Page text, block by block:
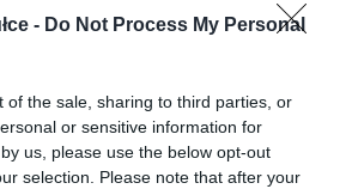
- Do Not Process My Personal
of the sale, sharing to third parties, or
or sensitive information for
us, please use the below opt-out
selection. Please note that after your